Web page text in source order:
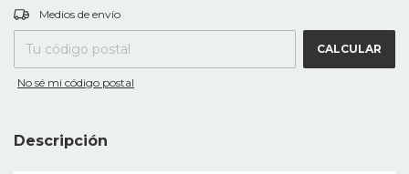
Entregas para el CP:
Medios de envío
CALCULAR
No sé mi código postal
Descripción